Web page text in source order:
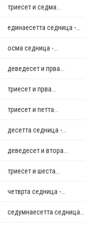
триесет и седма...
единаесетта седница -...
осма седница -...
деведесет и прва...
триесет и прва...
триесет и петта...
десетта седница -...
деведесет и втора...
триесет и шеста...
четврта седница -...
седумнаесетта седница...